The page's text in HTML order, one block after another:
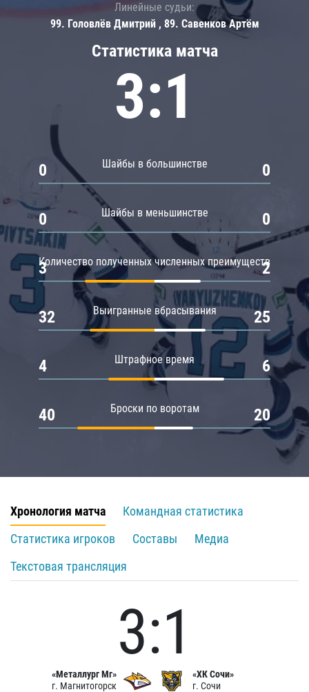
Статистика матча
3:1
Шайбы в большинстве
0 0
Шайбы в меньшинстве
0 0
Количество полученных численных преимуществ
3 2
Выигранные вбрасывания
32 25
Штрафное время
4 6
Броски по воротам
40 20
Линейные судьи:
99. Головлёв Дмитрий , 89. Савенков Артём
Хронология матча
Командная статистика
Статистика игроков
Составы
Медиа
Текстовая трансляция
«Металлург Мг»
г. Магнитогорск
3:1
«ХК Сочи»
г. Сочи